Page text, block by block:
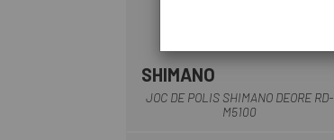
SHIMANO
JOC DE POLIS SHIMANO DEORE RD-
M5100